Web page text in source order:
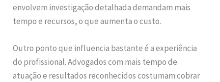
envolvem investigação detalhada demandam mais
tempo e recursos, o que aumenta o custo.
Outro ponto que influencia bastante é a experiência
do profissional. Advogados com mais tempo de
atuação e resultados reconhecidos costumam cobrar